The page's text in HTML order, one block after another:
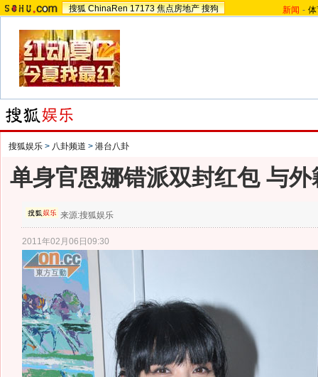
搜狐 ChinaRen 17173 焦点房地产 搜狗 新闻 -
搜狐娱乐 > 八卦频道 > 港台八卦
单身官恩娜错派双封红包 与
来源:搜狐娱乐
2011年02月06日09:30